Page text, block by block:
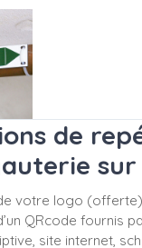
de
sur
votre logo (offerte)
QRcode fournis
site internet,